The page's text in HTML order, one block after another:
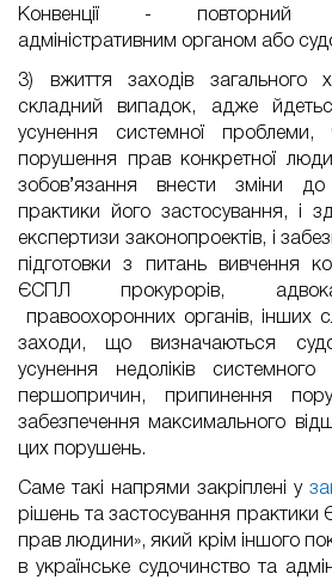
Конвенції - повторний
адміністративним органом або
3) вжиття заходів загального
складний випадок, адже
усунення системної проблеми,
порушення прав конкретної
зобов’язання внести зміни
практики його застосування, і
експертизи законопроектів, і
підготовки з питань вивчення
ЄСПЛ прокурорів,
правоохоронних органів, інших
заходи, що визначаються
усунення недоліків
першопричин, припинення
забезпечення максимального
цих порушень.
Саме такі напрями закріплені у
рішень та застосування практики
прав людини», який крім іншого
в українське судочинство та